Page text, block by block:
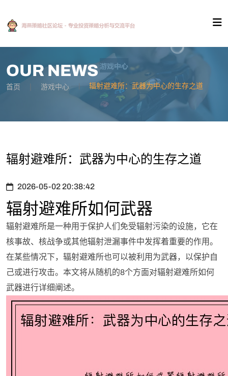
OUR NEWS
首页 游戏中心 辐射避难所：武器为中心的生存之道
辐射避难所：武器为中心的生存之道
2026-05-02 20:38:42
辐射避难所如何武器
辐射避难所是一种用于保护人们免受辐射污染的设施，它在
核事故、核战争或其他辐射泄漏事件中发挥着重要的作用。
在某些情况下，辐射避难所也可以被利用为武器，以保护自
己或进行攻击。本文将从随机的8个方面对辐射避难所如何
武器进行详细阐述。